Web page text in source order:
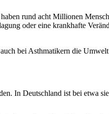
rund acht Millionen
oder eine krankhafte
bei Asthmatikern die
In Deutschland ist bei etwa